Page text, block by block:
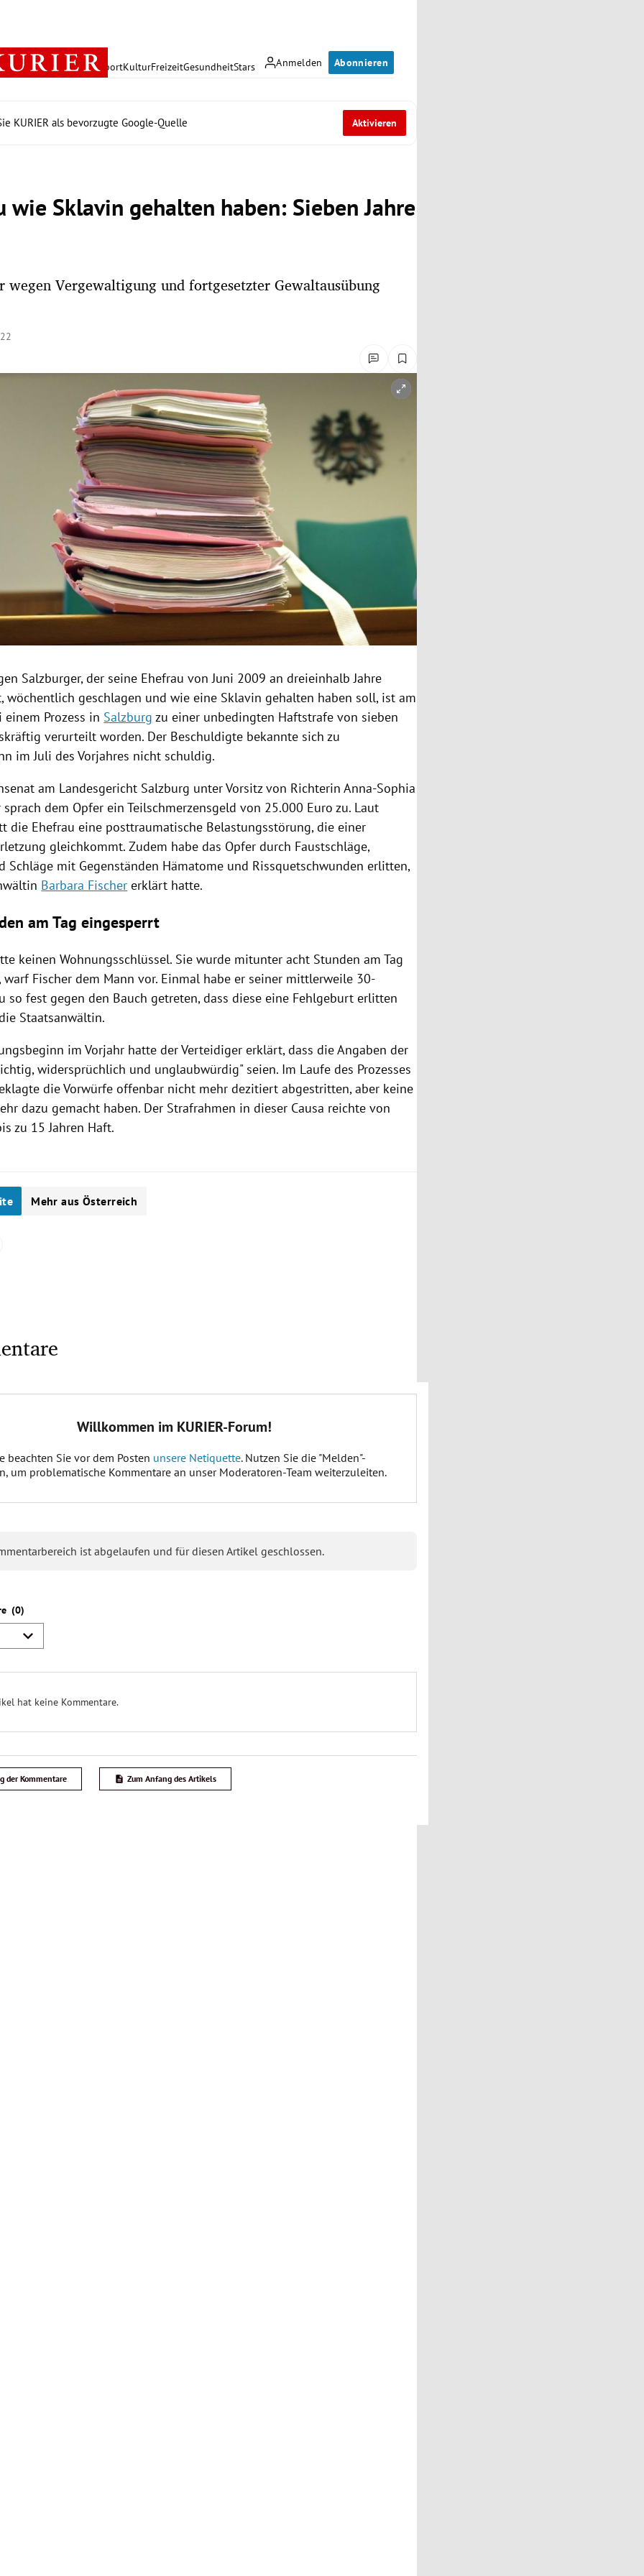
Anmelden Abonnieren
PolitikWirtschaft SportKulturFreizeitGesundheitStars
KURIER als bevorzugte Google-Quelle Aktivieren
wie Sklavin gehalten haben: Sieben Jahre
wegen Vergewaltigung und fortgesetzter Gewaltausübung
öffnen/schließen
Salzburger, der seine Ehefrau von Juni 2009 an dreieinhalb Jahre
wöchentlich geschlagen und wie eine Sklavin gehalten haben soll, ist am
Prozess in Salzburg zu einer unbedingten Haftstrafe von sieben
verurteilt worden. Der Beschuldigte bekannte sich zu
im Juli des Vorjahres nicht schuldig.
am Landesgericht Salzburg unter Vorsitz von RichterinAnna-Sophia
sprach dem Opfer ein Teilschmerzensgeld von 25.000 Euro zu. Laut
die Ehefrau eine posttraumatische Belastungsstörung, die einer
gleichkommt. Zudem habe das Opfer durch Faustschläge,
Schläge mit Gegenständen Hämatome und Rissquetschwunden erlitten,
Barbara Fischer erklärt hatte.
am Tag eingesperrt
keinen Wohnungsschlüssel. Sie wurde mitunter acht Stunden am Tag
warf Fischer dem Mann vor. Einmal habe er seiner mittlerweile 30-
so fest gegen den Bauch getreten, dass diese eine Fehlgeburt erlitten
Staatsanwältin.
im Vorjahr hatte der Verteidiger erklärt, dass die Angaben der
widersprüchlich und unglaubwürdig" seien. Im Laufe des Prozesses
die Vorwürfe offenbar nicht mehr dezitiert abgestritten, aber keine
dazu gemacht haben. Der Strafrahmen in dieser Causa reichte von
zu 15 Jahren Haft.
Mehr aus Österreich